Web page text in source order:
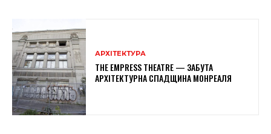
АРХІТЕКТУРА
THE EMPRESS THEATRE — ЗАБУТА
АРХІТЕКТУРНА СПАДЩИНА МОНРЕАЛЯ